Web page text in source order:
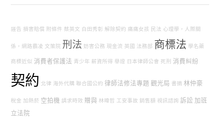
誣告 損害賠償 附條件 蔡英文 白田秀彰 解除契約 痛痛女孩 民法 心理學，人際關
係，網路霸凌 文策院 刑法 妨害公務 現金流 英國 法務部 商標法 學名藥
商標近似 消費者保護法 青少年 薪資所得 舉證 日本律師公會 死刑 消費糾紛
契約 北律 海外代購 聯合國公約 律師法修法專題 觀光局 書摘 林仲豪
稅金 加熱菸 空拍機 請求時效 贈與 林暐哲 工安事故 銷售額 視訊諮詢 訴訟 加班
立法院